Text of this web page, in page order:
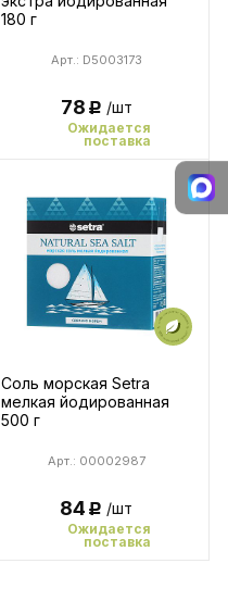
180 г
Арт.: D5003173
78Р /шт
Ожидается
поставка
Соль морская Setra
мелкая йодированная
500 г
Арт.: 00002987
84Р /шт
Ожидается
поставка